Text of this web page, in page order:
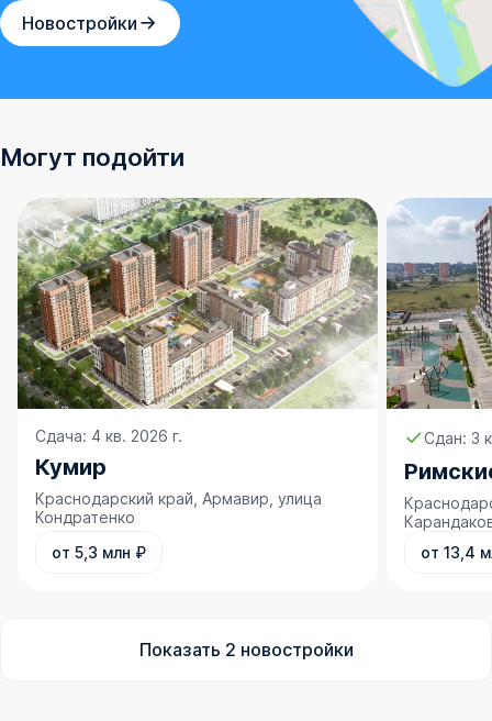
Новостройки
Могут подойти
Сдача: 4 кв. 2026 г.
Кумир
Краснодарский край, Армавир, улица
Кондратенко
от 5,3 млн ₽
Сдан: 3
от 13,4
Показать 2 новостройки